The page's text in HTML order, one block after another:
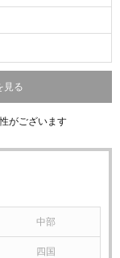
見る
がございます
中部
四国